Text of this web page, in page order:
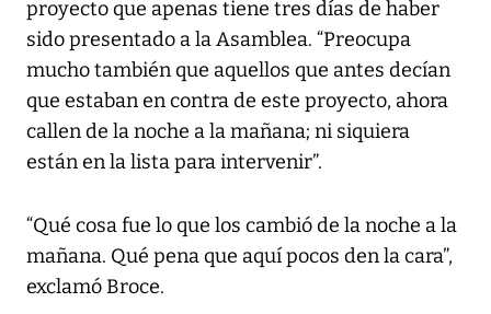
proyecto que apenas tiene tres días de haber
sido presentado a la Asamblea. “Preocupa
mucho también que aquellos que antes decían
que estaban en contra de este proyecto, ahora
callen de la noche a la mañana; ni siquiera
están en la lista para intervenir”.
“Qué cosa fue lo que los cambió de la noche a la
mañana. Qué pena que aquí pocos den la cara”,
exclamó Broce.